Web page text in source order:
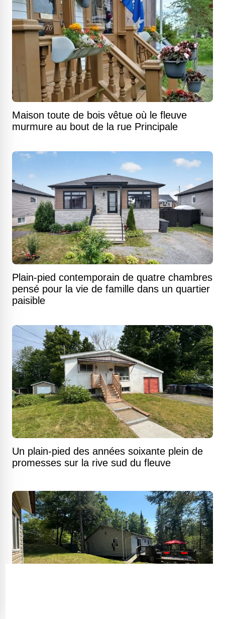
Maison toute de bois vêtue où le fleuve
murmure au bout de la rue Principale
Plain-pied contemporain de quatre chambres
pensé pour la vie de famille dans un quartier
paisible
Un plain-pied des années soixante plein de
promesses sur la rive sud du fleuve